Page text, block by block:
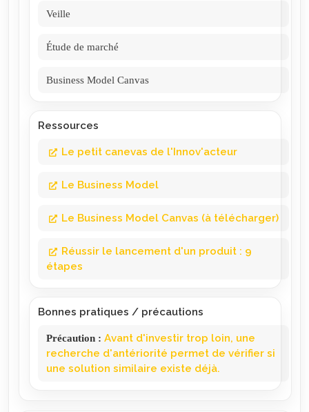
Veille
Étude de marché
Business Model Canvas
Ressources
Le petit canevas de l'Innov'acteur
Le Business Model
Le Business Model Canvas (à télécharger)
Réussir le lancement d'un produit : 9
étapes
Bonnes pratiques / précautions
Précaution : Avant d'investir trop loin, une
recherche d'antériorité permet de vérifier si
une solution similaire existe déjà.